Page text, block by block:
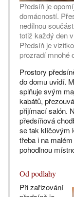
Předsíň je
domácností.
nedílnou
totiž každý den
Předsíň je
prozradí mnohé
Prostory
do domu uvidí.
splňuje svým
kabátů,
přijímací salón.
předsíňová
se tak klíčovým
třeba i na
pohodlnou
Od podlahy
Při zařizování